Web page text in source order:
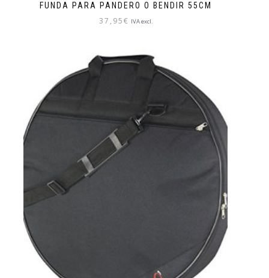
FUNDA PARA PANDERO O BENDIR 55CM
37,95€ IVA excl.